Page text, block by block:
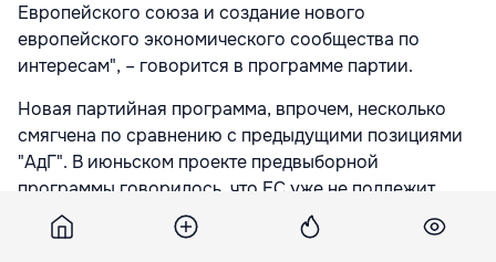
Европейского союза и создание нового
европейского экономического сообщества по
интересам", – говорится в программе партии.
Новая партийная программа, впрочем, несколько
смягчена по сравнению с предыдущими позициями
"АдГ". В июньском проекте предвыборной
программы говорилось, что ЕС уже не подлежит
реформированию, и содержался призыв к его
полному роспуску.